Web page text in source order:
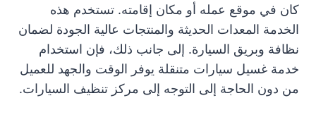
كان في موقع عمله أو مكان إقامته. تستخدم هذه
الخدمة المعدات الحديثة والمنتجات عالية الجودة لضمان
نظافة وبريق السيارة. إلى جانب ذلك، فإن استخدام
خدمة غسيل سيارات متنقلة يوفر الوقت والجهد للعميل
من دون الحاجة إلى التوجه إلى مركز تنظيف السيارات.